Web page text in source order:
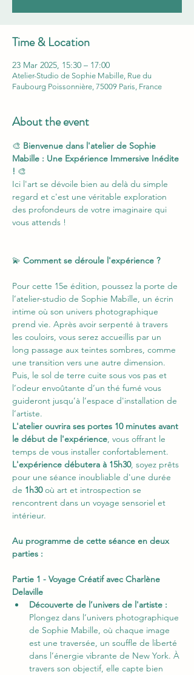
Time & Location
23 Mar 2025, 15:30 – 17:00
Atelier-Studio de Sophie Mabille, Rue du
Faubourg Poissonnière, 75009 Paris, France
About the event
🎨 Bienvenue dans l'atelier de Sophie
Mabille : Une Expérience Immersive Inédite
! 🎨
Ici l'art se dévoile bien au delà du simple
regard et c'est une véritable exploration
des profondeurs de votre imaginaire qui
vous attends !
💫 Comment se déroule l'expérience ?
Pour cette 15e édition, poussez la porte de
l’atelier-studio de Sophie Mabille, un écrin
intime où son univers photographique
prend vie. Après avoir serpenté à travers
les couloirs, vous serez accueillis par un
long passage aux teintes sombres, comme
une transition vers une autre dimension.
Puis, le sol de terre cuite sous vos pas et
l’odeur envoûtante d’un thé fumé vous
guideront jusqu’à l’espace d'installation de
l’artiste.
L'atelier ouvrira ses portes 10 minutes avant
le début de l'expérience, vous offrant le
temps de vous installer confortablement.
L'expérience débutera à 15h30, soyez prêts
pour une séance inoubliable d'une durée
de 1h30 où art et introspection se
rencontrent dans un voyage sensoriel et
intérieur.
Au programme de cette séance en deux
parties :
Partie 1 - Voyage Créatif avec Charlène
Delaville
Découverte de l’univers de l'artiste :
Plongez dans l’univers photographique
de Sophie Mabille, où chaque image
est une traversée, un souffle de liberté
dans l’énergie vibrante de New York. À
travers son objectif, elle capte bien